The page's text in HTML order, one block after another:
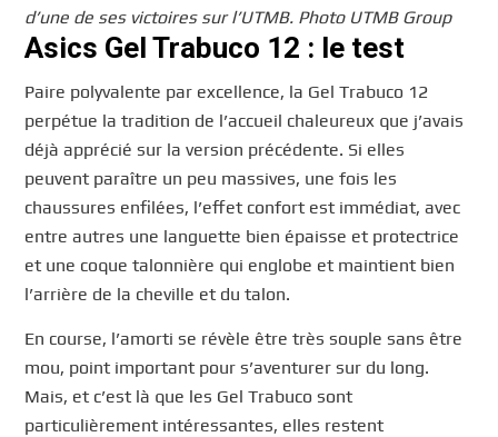
d’une de ses victoires sur l’UTMB. Photo UTMB Group
Asics Gel Trabuco 12 : le test
Paire polyvalente par excellence, la Gel Trabuco 12
perpétue la tradition de l’accueil chaleureux que j’avais
déjà apprécié sur la version précédente. Si elles
peuvent paraître un peu massives, une fois les
chaussures enfilées, l’effet confort est immédiat, avec
entre autres une languette bien épaisse et protectrice
et une coque talonnière qui englobe et maintient bien
l’arrière de la cheville et du talon.
En course, l’amorti se révèle être très souple sans être
mou, point important pour s’aventurer sur du long.
Mais, et c’est là que les Gel Trabuco sont
particulièrement intéressantes, elles restent